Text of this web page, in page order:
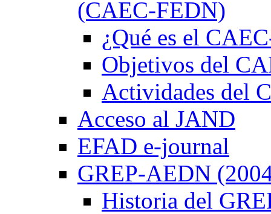
(CAEC-FEDN)
¿Qué es el
Objetivos del
Actividades del
Acceso al JAND
EFAD e-journal
GREP-AEDN
Historia del